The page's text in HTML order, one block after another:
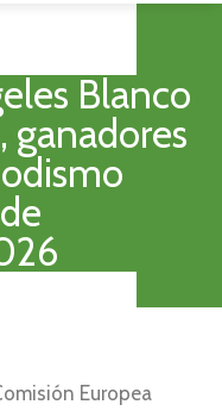
Blanco
ganadores
Europea